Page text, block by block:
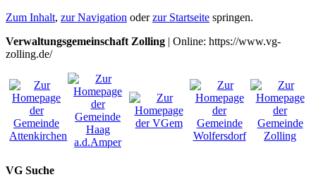
Zum Inhalt, zur Navigation oderzur Startseite springen.
Verwaltungsgemeinschaft Zolling | Online: https://www.vg-
zolling.de/
VG Suche